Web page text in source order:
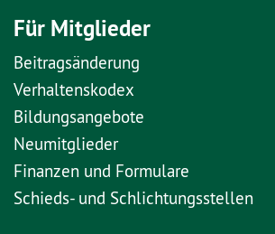
Für Mitglieder
Beitragsänderung
Verhaltenskodex
Bildungsangebote
Neumitglieder
Finanzen und Formulare
Schieds- und Schlichtungsstellen